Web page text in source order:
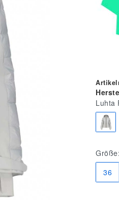
Luhta
Größe:
36